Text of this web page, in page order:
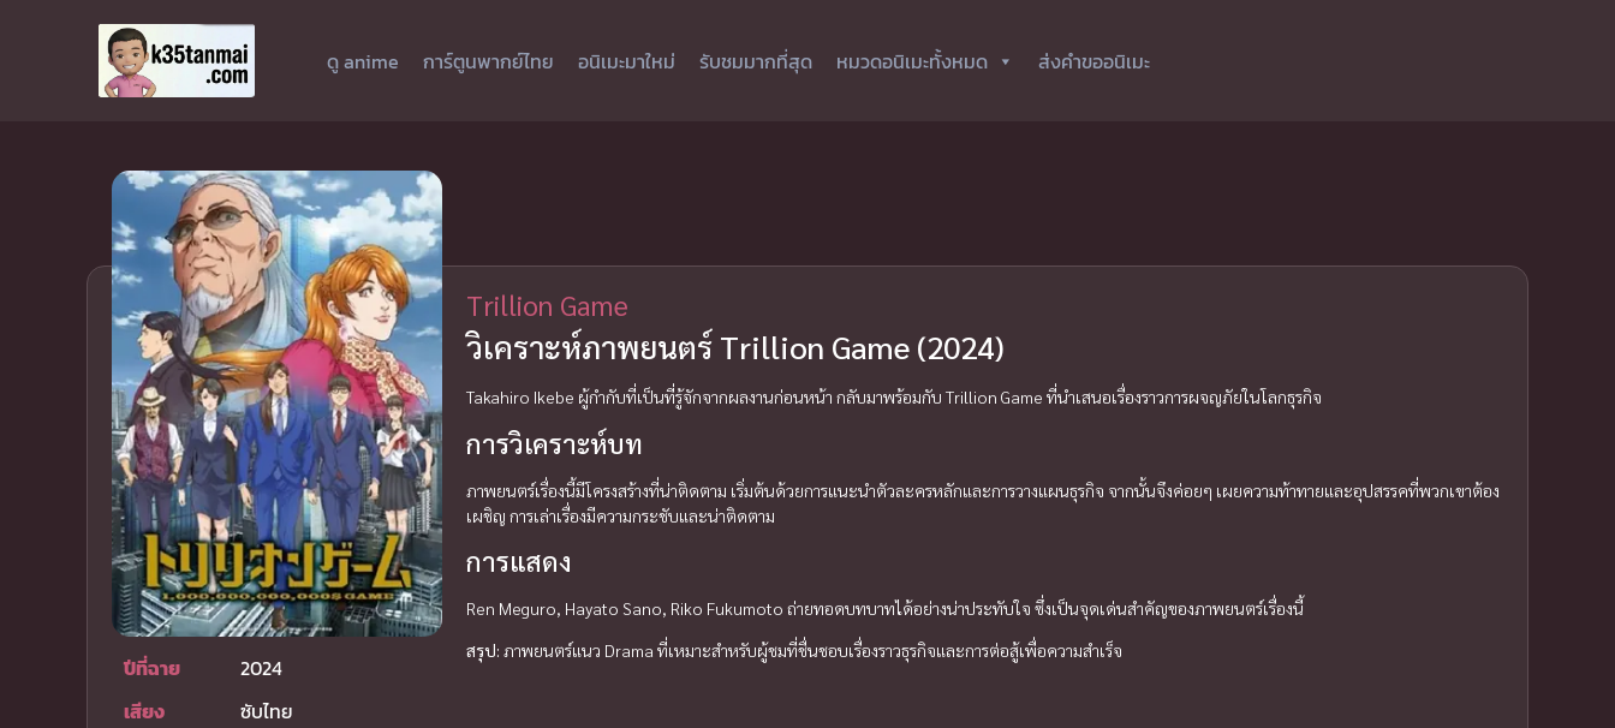
ดู anime การ์ตูนพากย์ไทย อนิเมะมาใหม่ รับชมมากที่สุด หมวดอนิเมะทั้งหมด ส่งคำขออนิเมะ
ปีที่ฉาย
2024
เสียง
ซับไทย
Trillion Game
วิเคราะห์ภาพยนตร์ Trillion Game (2024)
Takahiro Ikebe ผู้กำกับที่เป็นที่รู้จักจากผลงานก่อนหน้า กลับมาพร้อมกับ Trillion Game ที่นำเสนอเรื่องราวการผจญภัยในโลกธุรกิจ
การวิเคราะห์บท
ภาพยนตร์เรื่องนี้มีโครงสร้างที่น่าติดตาม เริ่มต้นด้วยการแนะนำตัวละครหลักและการวางแผนธุรกิจ จากนั้นจึงค่อยๆ เผยความท้าทายและอุปสรรคที่พวกเขาต้อง
เผชิญ การเล่าเรื่องมีความกระชับและน่าติดตาม
การแสดง
Ren Meguro, Hayato Sano, Riko Fukumoto ถ่ายทอดบทบาทได้อย่างน่าประทับใจ ซึ่งเป็นจุดเด่นสำคัญของภาพยนตร์เรื่องนี้
สรุป: ภาพยนตร์แนว Drama ที่เหมาะสำหรับผู้ชมที่ชื่นชอบเรื่องราวธุรกิจและการต่อสู้เพื่อความสำเร็จ